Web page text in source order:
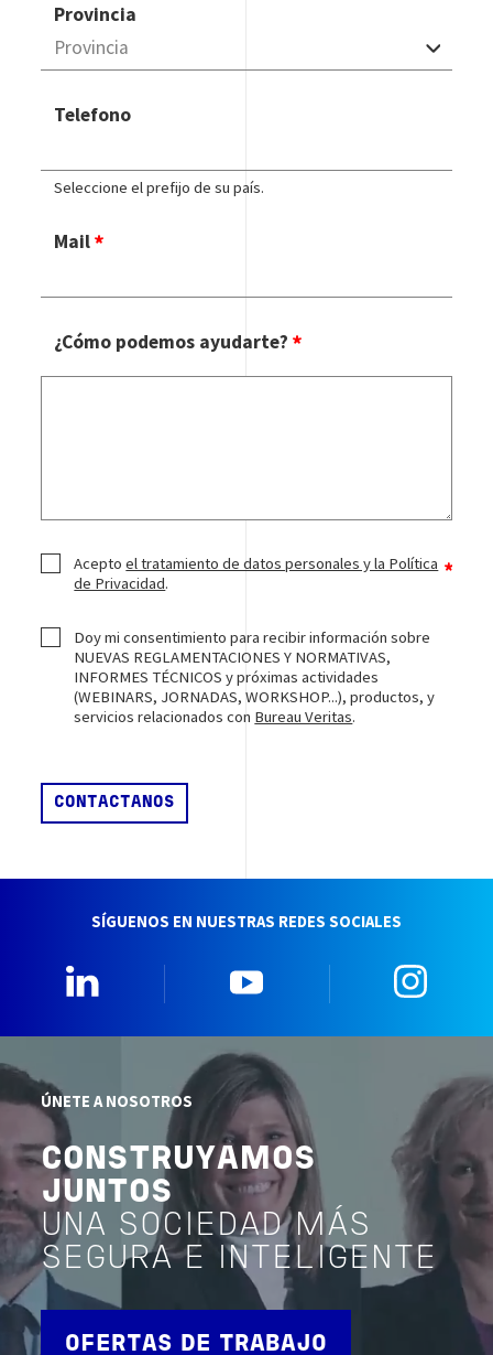
Provincia
Telefono
Seleccione el prefijo de su país.
Mail
¿Cómo podemos ayudarte?
Aceptoel tratamiento de datos personales y la Política
de Privacidad.
Doy mi consentimiento para recibir información sobre
NUEVAS REGLAMENTACIONES Y NORMATIVAS,
INFORMES TÉCNICOS y próximas actividades
(WEBINARS, JORNADAS, WORKSHOP...), productos, y
servicios relacionados con Bureau Veritas.
SÍGUENOS EN NUESTRAS REDES SOCIALES
ÚNETE A NOSOTROS
CONSTRUYAMOS
JUNTOS
UNA SOCIEDAD MÁS
SEGURA E INTELIGENTE
OFERTAS DE TRABAJO